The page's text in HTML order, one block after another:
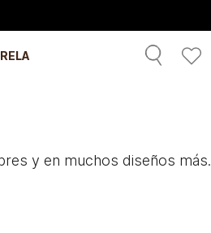
y en muchos diseños más.